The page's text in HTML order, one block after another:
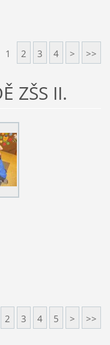
1 2 3 4 > >>
ZŠS II.
2 3 4 5 > >>